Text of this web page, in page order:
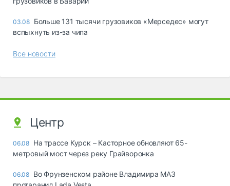
03.08 Больше 131 тысячи грузовиков «Мерседес» могут
вспыхнуть из-за чипа
Все новости
Центр
06.08 На трассе Курск – Касторное обновляют 65-
метровый мост через реку Грайворонка
06.08 Во Фрунзенском районе Владимира МАЗ